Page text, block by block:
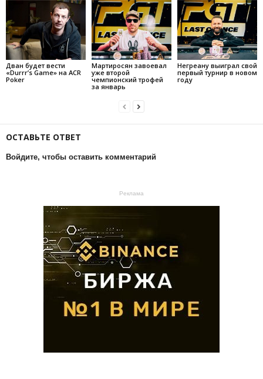
Дван будет вести
«Durrr’s Game» на ACR
Poker
Мартиросян завоевал
уже второй
чемпионский трофей
за январь
Негреану выиграл свой
первый турнир в новом
году
ОСТАВЬТЕ ОТВЕТ
Войдите, чтобы оставить комментарий
Реклама